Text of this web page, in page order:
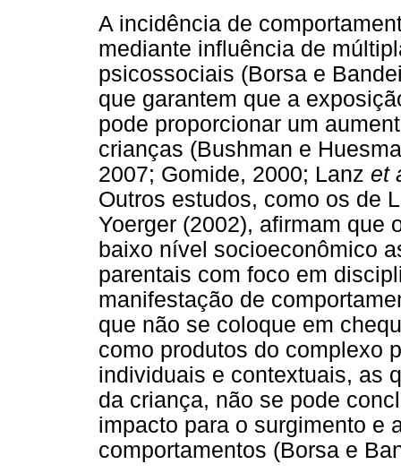
A incidência de
mediante influência de
psicossociais (Borsa e
que garantem que a
pode proporcionar um
crianças (Bushman e
2007; Gomide, 2000; Lanz et
Outros estudos, como os de
Yoerger (2002), afirmam que
baixo nível socioeconômico
parentais com foco em
manifestação de
que não se coloque em
como produtos do complexo
individuais e contextuais, as
da criança, não se pode
impacto para o surgimento e
comportamentos (Borsa e